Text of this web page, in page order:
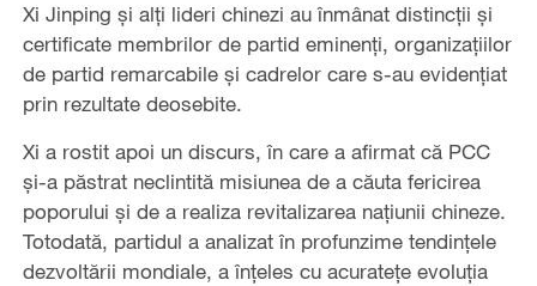
Xi Jinping și alți lideri chinezi au înmânat distincții și
certificate membrilor de partid eminenți, organizațiilor
de partid remarcabile și cadrelor care s-au evidențiat
prin rezultate deosebite.
Xi a rostit apoi un discurs, în care a afirmat că PCC
și-a păstrat neclintită misiunea de a căuta fericirea
poporului și de a realiza revitalizarea națiunii chineze.
Totodată, partidul a analizat în profunzime tendințele
dezvoltării mondiale, a înțeles cu acuratețe evoluția